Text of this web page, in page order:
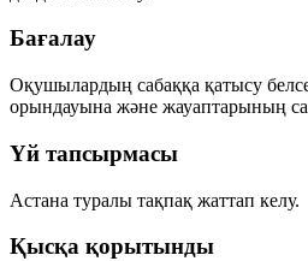
Бағалау
Оқушылардың сабаққа қатысу
орындауына және жауаптарының
Үй тапсырмасы
Астана туралы тақпақ жаттап келу.
Қысқа қорытынды